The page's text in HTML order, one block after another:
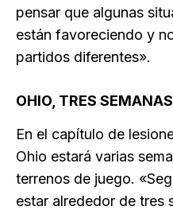
pensar que algunas
están favoreciendo y
partidos diferentes».
OHIO, TRES
En el capítulo de
Ohio estará varias
terrenos de juego.
estar alrededor de tres